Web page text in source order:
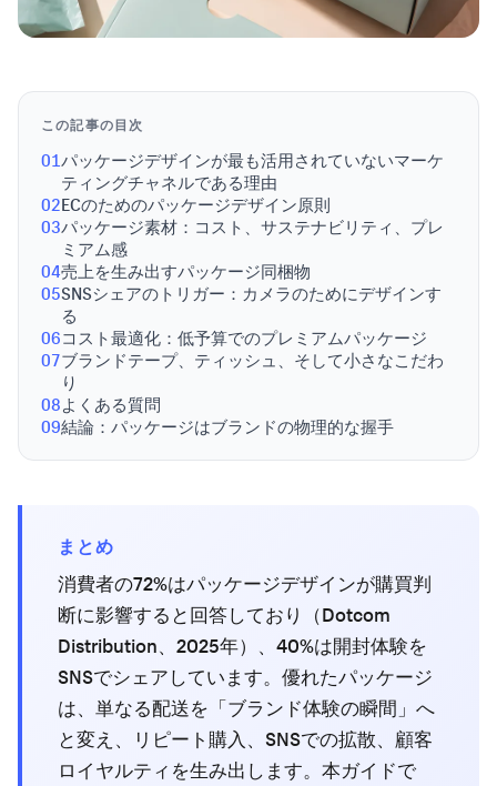
この記事の目次
01パッケージデザインが最も活用されていないマーケ
ティングチャネルである理由
02ECのためのパッケージデザイン原則
03パッケージ素材：コスト、サステナビリティ、プレ
ミアム感
04売上を生み出すパッケージ同梱物
05SNSシェアのトリガー：カメラのためにデザインす
る
06コスト最適化：低予算でのプレミアムパッケージ
07ブランドテープ、ティッシュ、そして小さなこだわ
り
08よくある質問
09結論：パッケージはブランドの物理的な握手
まとめ
消費者の72%はパッケージデザインが購買判
断に影響すると回答しており（Dotcom
Distribution、2025年）、40%は開封体験を
SNSでシェアしています。優れたパッケージ
は、単なる配送を「ブランド体験の瞬間」へ
と変え、リピート購入、SNSでの拡散、顧客
ロイヤルティを生み出します。本ガイドで